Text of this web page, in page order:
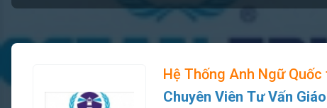
Hệ Thống Anh Ngữ Quốc
Chuyên Viên Tư Vấn